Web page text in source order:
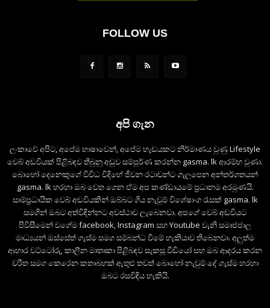
FOLLOW US
අපි ගැන
ලංකාවේ අපිට, අපේම භාෂාවෙන්, අපේම හැඩයකට නිර්මාණය වුණු Lifestyle
වෙබ් අඩවියක් පිළිබඳව තිබුනු අඩුව සම්පූර්ණ කරන්න gasma. lk ආරම්භ වුණා.
බොහෝ දෙනෙකුගේ විවිධ විදිහේ ජීවන රටාවන්ට ගැලපෙන අන්තර්ගතයන්
gasma. lk හරහා ඔබ වෙත ගෙන ඒම අප කණ්ඩායමේ ප්‍රධානම අරමුණයි.
සාම්ප්‍රධායික වෙබ් අඩවියකින් ඔබ්බට ගිය නැවුම් විශේෂාංග රැසක් gasma. lk
සමගින් ඔබට අත්විඳින්නට අවස්ථාව ලැබෙනවා. අපගේ වෙබ් අඩවියට
පිවිසීමෙන් වගේම facebook, Instagram සහ Youtube වැනි සමාජජාල
මාධ්‍යයන් ඔස්සේත් ගැස්ම සමග සම්බන්ධ වීමේ හැකියාව තිබෙනවා. අලුත්ම
ආහාර වට්ටෝරු, කාලීන මාතෘකා පිළිබඳව සැකසූ වීඩියෝ සහ ඔබ ආදරය කරන
චරිත සමග කෙරෙන කතාබහක් ඇතුළු තවත් බොහෝ නැවුම් දේ ගැස්ම හරහා
ඔබට රසවිඳිය හැකියි.